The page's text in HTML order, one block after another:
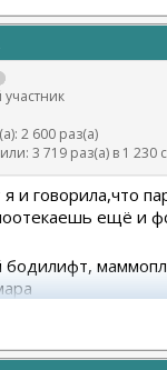
2 600 раз(а)
3 719 раз(а) в 1
я и говорила,что
ещё и
бодилифт,
с